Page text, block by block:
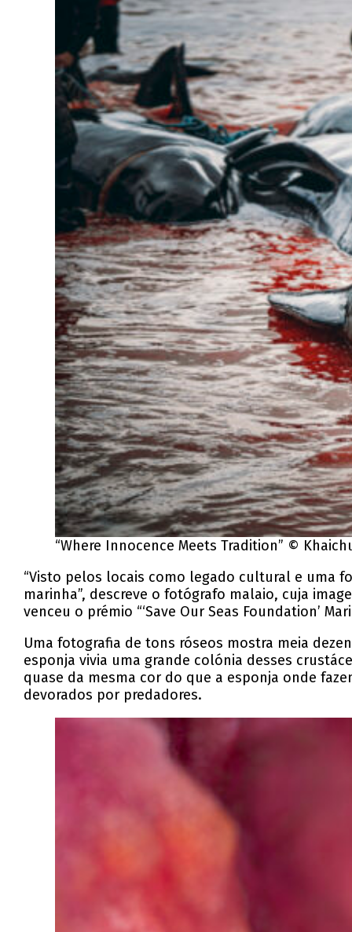
“Where Innocence Meets Tradition” ©
“Visto pelos locais como legado cultural e uma
marinha”, descreve o fotógrafo malaio, cuja
venceu o prémio “‘Save Our Seas Foundation’
Uma fotografia de tons róseos mostra meia
esponja vivia uma grande colónia desses
quase da mesma cor do que a esponja onde
devorados por predadores.